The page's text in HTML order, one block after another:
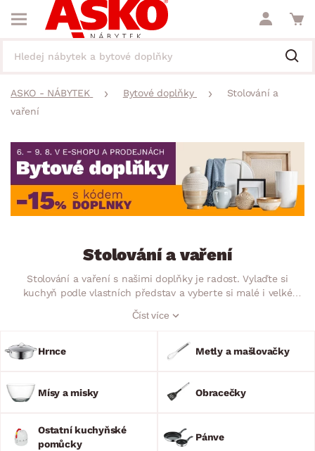
ASKO - NÁBYTEK Bytové doplňky
Stolování a
vaření
Stolování a vaření
Stolování a vaření s našimi doplňky je radost. Vylaďte si
kuchyň podle vlastních představ a vyberte si malé i velké
Kuchyňské potřeby a doplňky navíc oživí každou kuchyň a
bezstarostné stolování s rodinou nebo přáteli. Náš sortiment
je opravdu široký!
Číst více
Hrnce Metly a mašlovačky
Mísy a misky Obracečky
Ostatní kuchyňské
pomůcky
Pánve